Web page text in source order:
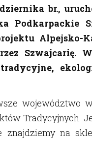
br.,
Podkarpackie
Alpejsko-
Szwajcarię.
województwo
Tradycyjnych.
znajdziemy na